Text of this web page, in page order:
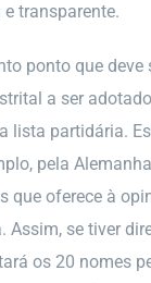
transparente.
ponto que deve
a ser
lista partidária.
pela
que oferece à
Assim, se tiver
os 20 nomes